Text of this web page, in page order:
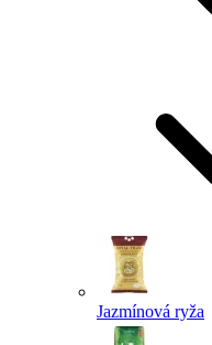
Jazmínová ryža